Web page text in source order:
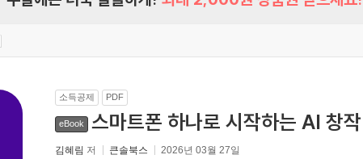
소득공제 PDF
eBook 스마트폰 하나로 시작하는 AI 창작
김혜림 저 큰솔북스 2026년 03월 27일